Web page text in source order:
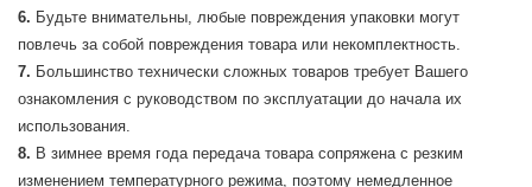
Будьте внимательны, любые повреждения упаковки могут
повлечь за собой повреждения товара или некомплектность.
Большинство технически сложных товаров требует Вашего
ознакомления с руководством по эксплуатации до начала их
использования.
В зимнее время года передача товара сопряжена с резким
изменением температурного режима, поэтому немедленное